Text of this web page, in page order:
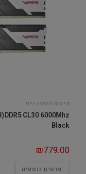
זכרונות למחשב נייח
CL30 6000Mhz
Black
₪779.00
פרטים נוספים